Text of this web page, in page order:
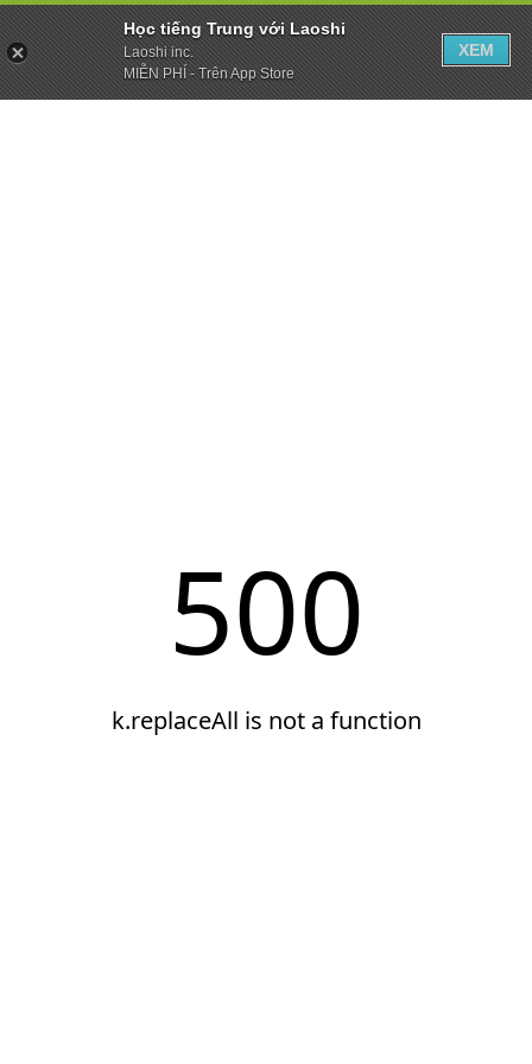
Học tiếng Trung với Laoshi
Laoshi inc.
MIỄN PHÍ - Trên App Store
XEM
500
k.replaceAll is not a function